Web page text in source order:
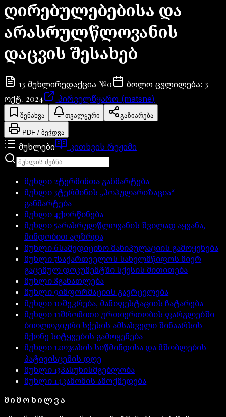
ღირებულებებისა და
არასრულწლოვანის
დაცვის შესახებ
13 მუხლირედაქცია №0 ბოლო ცვლილება: 3
ოქტ. 2024
პირველწყარო (matsne)
შენახვა თვალყური გაზიარება
PDF / ბეჭდვა
მუხლები კითხვის რეჟიმი
მუხლი 2ტერმინთა განმარტება
მუხლი3ტერმინის „პოპულარიზაცია“
განმარტება
მუხლი 4ქორწინება
მუხლი 5არასრულწლოვანის შვილად აყვანა,
მინდობით აღზრდა
მუხლი 6სამედიცინო მანიპულაციის გამოყენება
მუხლი7საქართველოს სახელმწიფოს მიერ
გაცემულ დოკუმენტში სქესის მითითება
მუხლი 8განათლება
მუხლი 9ინფორმაციის გავრცელება
მუხლი 10შეკრება, მანიფესტაციის ჩატარება
მუხლი 11შრომითი ურთიერთობის ფარგლებში
ბიოლოგიური სქესის ამსახველი შინაარსის
მქონე სიტყვების გამოყენება
მუხლი 12ოჯახის სიწმინდისა და მშობლების
პატივისცემის დღე
მუხლი 13პასუხისმგებლობა
მუხლი 14კანონის ამოქმედება
ᲛᲘᲛᲝᲮᲘᲚᲕᲐ